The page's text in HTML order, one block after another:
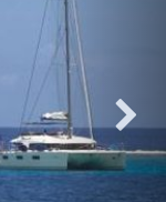
Suivant